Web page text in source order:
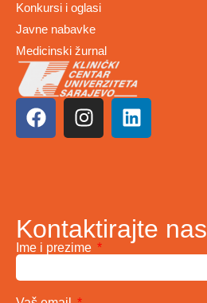
Konkursi i oglasi
Javne nabavke
Medicinski žurnal
Kontaktirajte nas
Ime i prezime